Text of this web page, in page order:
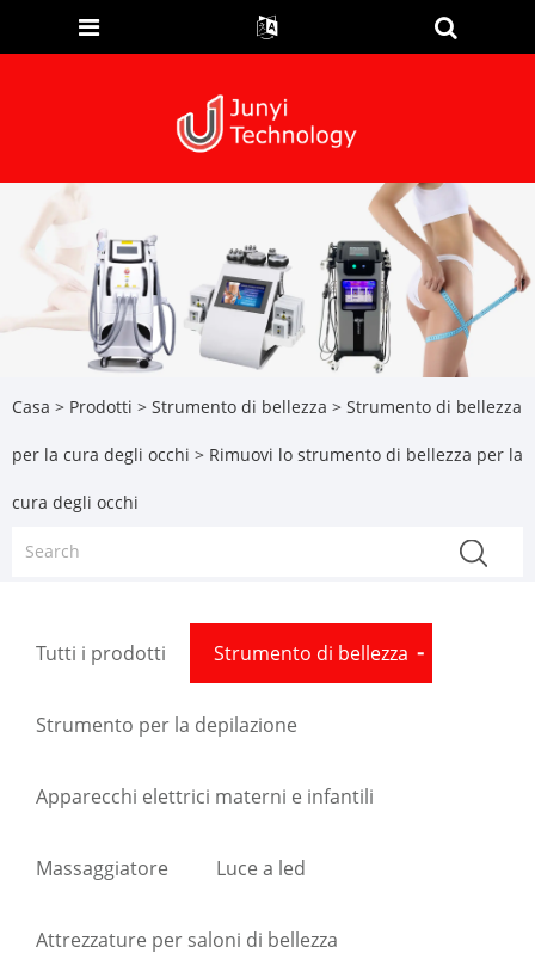
Casa > Prodotti > Strumento di bellezza > Strumento di bellezza
per la cura degli occhi > Rimuovi lo strumento di bellezza per la
cura degli occhi
Tutti i prodotti Strumento di bellezza
Strumento per la depilazione
Apparecchi elettrici materni e infantili
Massaggiatore Luce a led
Attrezzature per saloni di bellezza